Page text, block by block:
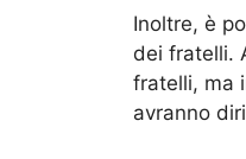
Inoltre, è
dei fratelli.
fratelli, ma
avranno